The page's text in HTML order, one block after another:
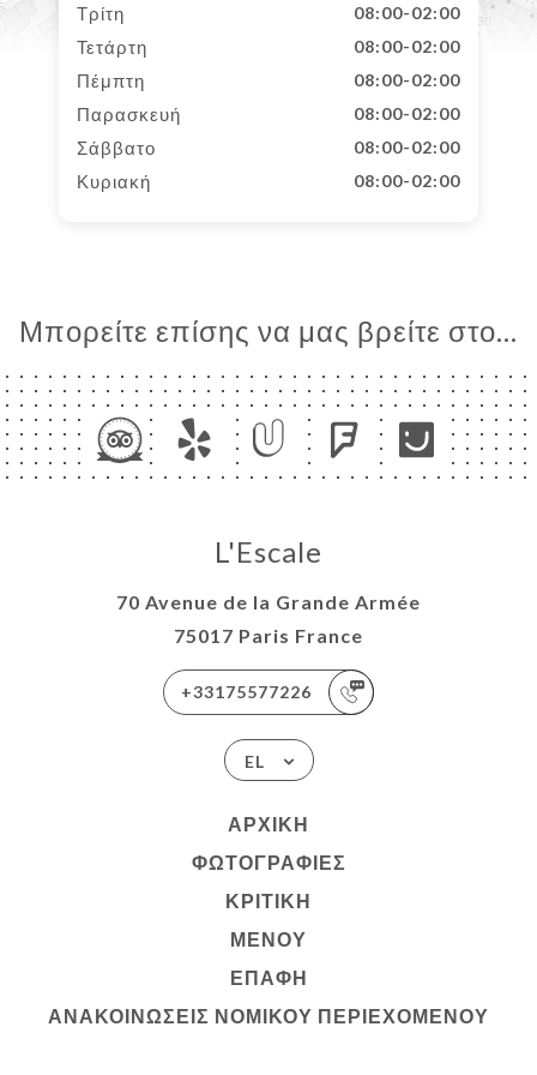
Τρίτη 08:00-02:00
Τετάρτη 08:00-02:00
Πέμπτη 08:00-02:00
Παρασκευή 08:00-02:00
Σάββατο 08:00-02:00
Κυριακή 08:00-02:00
Μπορείτε επίσης να μας βρείτε στο...
L'Escale
70 Avenue de la Grande Armée
75017 Paris France
+33175577226
EL
ΑΡΧΙΚΉ
ΦΩΤΟΓΡΑΦΊΕΣ
ΚΡΙΤΙΚΉ
ΜΕΝΟΎ
ΕΠΑΦΉ
ΑΝΑΚΟΙΝΏΣΕΙΣ ΝΟΜΙΚΟΎ ΠΕΡΙΕΧΟΜΈΝΟΥ